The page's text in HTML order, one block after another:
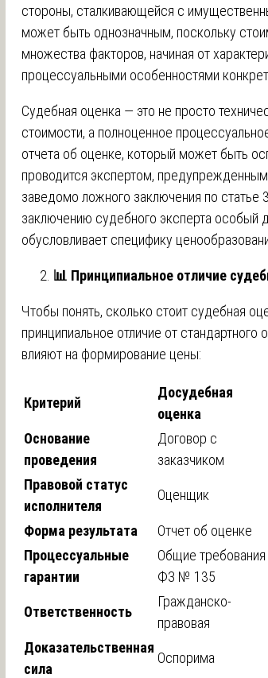
стороны, сталкивающейся с
может быть однозначным, поскольку
множества факторов, начиная от
процессуальными особенностями
Судебная оценка — это не просто
стоимости, а полноценное
отчета об оценке, который может быть
проводится экспертом,
заведомо ложного заключения по
заключению судебного эксперта особый
обусловливает специфику
📊 Принципиальное отличие
Чтобы понять, сколько стоит судебная
принципиальное отличие от
влияют на формирование цены:
Критерий
Досудебная
оценка
Основание
проведения
Договор с
заказчиком
Правовой статус
исполнителя
Оценщик
Форма результата Отчет об оценке
Процессуальные
гарантии
Общие требования
ФЗ № 135
Ответственность
Гражданско-
правовая
Доказательственная
сила
Оспорима